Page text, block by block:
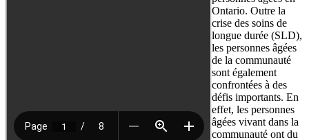
Ontario. Outre la
crise des soins de
longue durée (SLD),
les personnes âgées
de la communauté
sont également
confrontées à des
défis importants. En
effet, les personnes
âgées vivant dans la
communauté ont du